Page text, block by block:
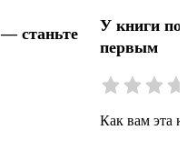
станьте
У книги
первым
Как вам эта